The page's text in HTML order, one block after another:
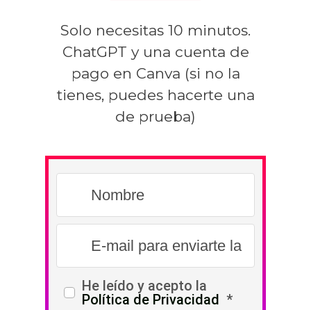
Solo necesitas 10 minutos.
ChatGPT y una cuenta de
pago en Canva (si no la
tienes, puedes hacerte una
de prueba)
He leído y acepto la
Política de Privacidad *